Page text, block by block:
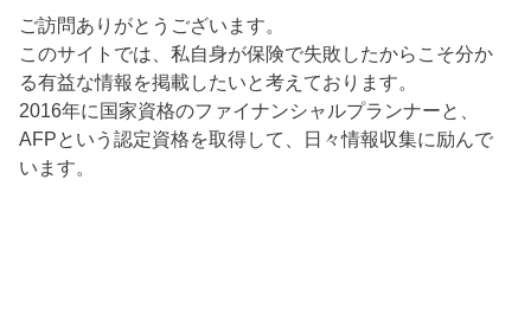
ご訪問ありがとうございます。
このサイトでは、私自身が保険で失敗したからこそ分か
る有益な情報を掲載したいと考えております。
2016年に国家資格のファイナンシャルプランナーと、
AFPという認定資格を取得して、日々情報収集に励んで
います。